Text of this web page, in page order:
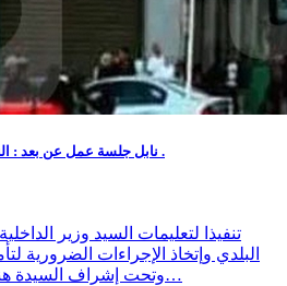
نابل جلسة عمل عن بعد : النظافة والجمالية الحضرية للبلديات .
تنفيذا لتعليمات السيد وزير
البلدي وإتخاذ الإجراءات الضرورية
وتحت إشراف السيدة هناء شوشاني والية نابل رفقة…